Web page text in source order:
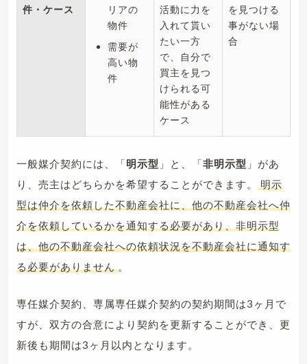
件・ケース
リアの
物件
需要が
高い物
件
活動に力を
入れて貰い
たい一方
で、自分で
買主を見つ
けられる可
能性がある
ケース
を見つける
事がない場
合
一般媒介契約には、「明示型 」と、「非明示型 」があ
り、売主はどちらかを希望することができます。
明示
型は仲介を依頼した不動産会社に、他の不動産会社へ仲
介を依頼しているかを通知する必要があり、非明示型
は、他の不動産会社への依頼状況を不動産会社に通知す
る必要がありません 。
専任媒介契約、専属専任媒介契約の契約期間は3ヶ月で
すが、双方の合意により契約を更新することができ、更
新後も期間は3ヶ月以内となります。